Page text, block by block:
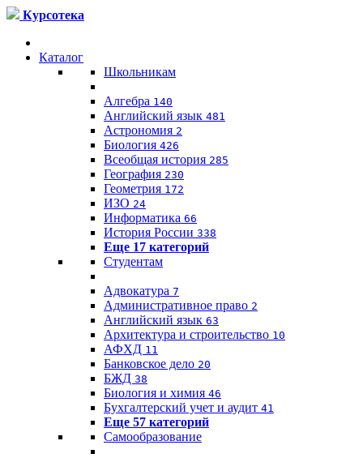
Курсотека
Каталог
Школьникам
Алгебра 140
Английский язык 481
Астрономия 2
Биология 426
Всеобщая история 285
География 230
Геометрия 172
ИЗО 24
Информатика 66
История России 338
Еще 17 категорий
Студентам
Адвокатура 7
Административное право 2
Английский язык 63
Архитектура и строительство 10
АФХД 11
Банковское дело 20
БЖД 38
Биология и химия 46
Бухгалтерский учет и аудит 41
Еще 57 категорий
Самообразование